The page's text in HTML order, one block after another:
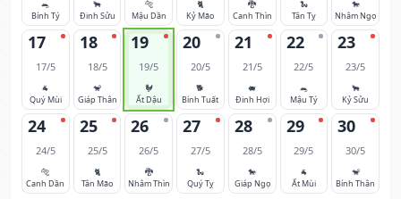
🐀
Bính Tý
🐂
Đinh Sửu
🐅
Mậu Dần
🐈
Kỷ Mão
🐉
Canh Thìn
🐍
Tân Tỵ
🐎
Nhâm Ngọ
17
17/5
🐐
Quý Mùi
18
18/5
🐒
Giáp Thân
19
19/5
🐓
Ất Dậu
20
20/5
🐕
Bính Tuất
21
21/5
🐖
Đinh Hợi
22
22/5
🐀
Mậu Tý
23
23/5
🐂
Kỷ Sửu
24
24/5
🐅
Canh Dần
25
25/5
🐈
Tân Mão
26
26/5
🐉
Nhâm Thìn
27
27/5
🐍
Quý Tỵ
28
28/5
🐎
Giáp Ngọ
29
29/5
🐐
Ất Mùi
30
30/5
🐒
Bính Thân